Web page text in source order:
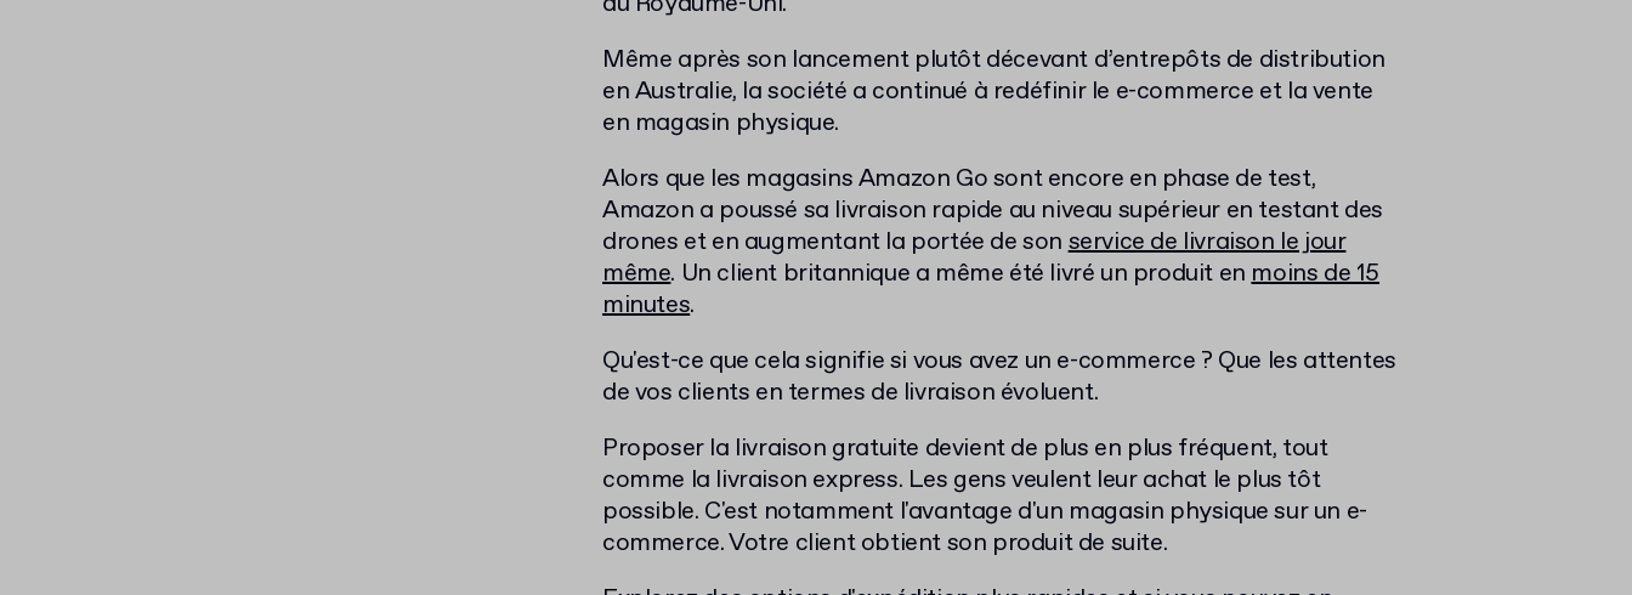
Même après son lancement plutôt décevant d’entrepôts de distribution
en Australie, la société a continué à redéfinir le e-commerce et la vente
en magasin physique.
Alors que les magasins Amazon Go sont encore en phase de test,
Amazon a poussé sa livraison rapide au niveau supérieur en testant des
drones et en augmentant la portée de sonservice de livraison le jour
même. Un client britannique a même été livré un produit enmoins de 15
minutes.
Qu'est-ce que cela signifie si vous avez un e-commerce ? Que les attentes
de vos clients en termes de livraison évoluent.
Proposer la livraison gratuite devient de plus en plus fréquent, tout
comme la livraison express. Les gens veulent leur achat le plus tôt
possible. C'est notamment l'avantage d'un magasin physique sur un e-
commerce. Votre client obtient son produit de suite.